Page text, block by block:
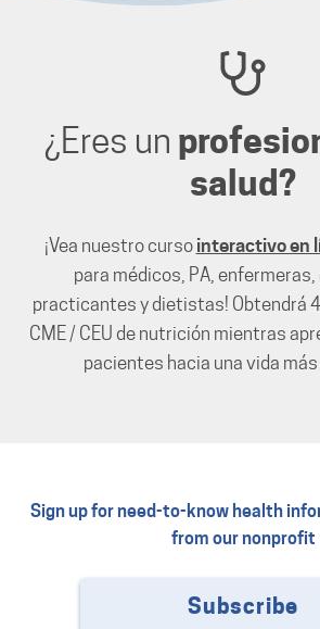
¿Eres un
salud?
¡Vea nuestro curso interactivo en
para médicos, PA,
practicantes y dietistas! Obtendrá
CME / CEU de nutrición mientras
pacientes hacia una vida más
Sign up for need-to-know health
from our nonprofit
Subscribe